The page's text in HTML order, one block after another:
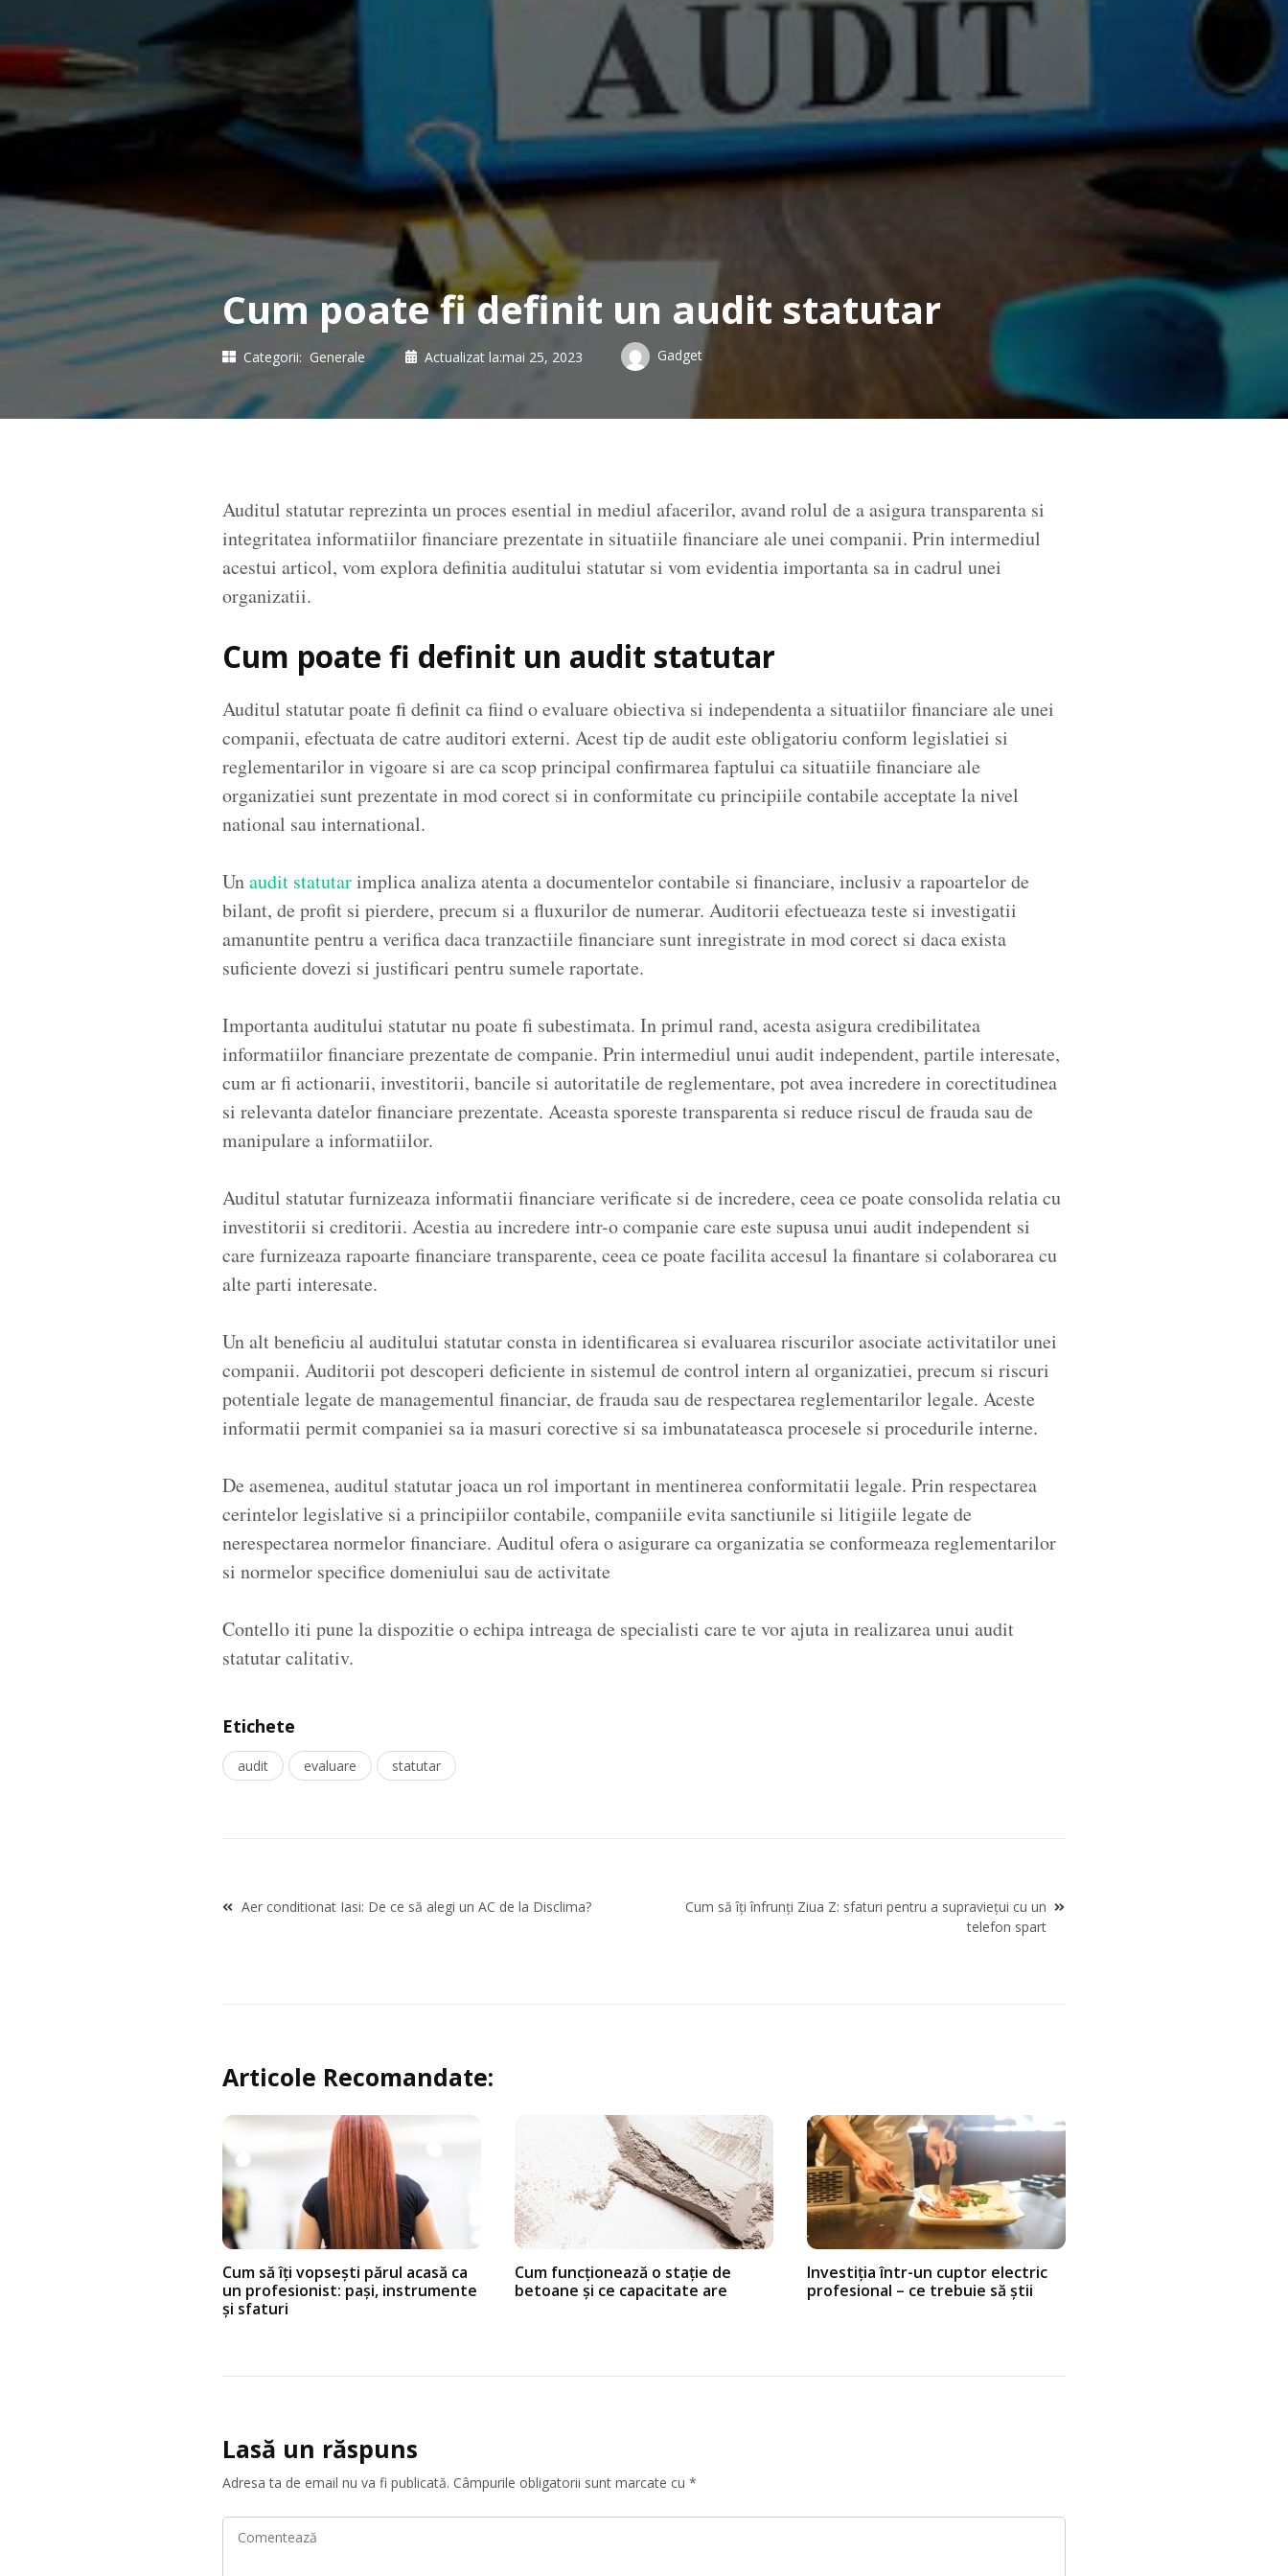
Cum poate fi definit un audit statutar
Categorii: Generale Actualizat la:mai 25, 2023 Gadget
Auditul statutar reprezinta un proces esential in mediul afacerilor, avand rolul de a asigura transparenta si
integritatea informatiilor financiare prezentate in situatiile financiare ale unei companii. Prin intermediul
acestui articol, vom explora definitia auditului statutar si vom evidentia importanta sa in cadrul unei
organizatii.
Cum poate fi definit un audit statutar
Auditul statutar poate fi definit ca fiind o evaluare obiectiva si independenta a situatiilor financiare ale unei
companii, efectuata de catre auditori externi. Acest tip de audit este obligatoriu conform legislatiei si
reglementarilor in vigoare si are ca scop principal confirmarea faptului ca situatiile financiare ale
organizatiei sunt prezentate in mod corect si in conformitate cu principiile contabile acceptate la nivel
national sau international.
Unaudit statutarimplica analiza atenta a documentelor contabile si financiare, inclusiv a rapoartelor de
bilant, de profit si pierdere, precum si a fluxurilor de numerar. Auditorii efectueaza teste si investigatii
amanuntite pentru a verifica daca tranzactiile financiare sunt inregistrate in mod corect si daca exista
suficiente dovezi si justificari pentru sumele raportate.
Importanta auditului statutar nu poate fi subestimata. In primul rand, acesta asigura credibilitatea
informatiilor financiare prezentate de companie. Prin intermediul unui audit independent, partile interesate,
cum ar fi actionarii, investitorii, bancile si autoritatile de reglementare, pot avea incredere in corectitudinea
si relevanta datelor financiare prezentate. Aceasta sporeste transparenta si reduce riscul de frauda sau de
manipulare a informatiilor.
Auditul statutar furnizeaza informatii financiare verificate si de incredere, ceea ce poate consolida relatia cu
investitorii si creditorii. Acestia au incredere intr-o companie care este supusa unui audit independent si
care furnizeaza rapoarte financiare transparente, ceea ce poate facilita accesul la finantare si colaborarea cu
alte parti interesate.
Un alt beneficiu al auditului statutar consta in identificarea si evaluarea riscurilor asociate activitatilor unei
companii. Auditorii pot descoperi deficiente in sistemul de control intern al organizatiei, precum si riscuri
potentiale legate de managementul financiar, de frauda sau de respectarea reglementarilor legale. Aceste
informatii permit companiei sa ia masuri corective si sa imbunatateasca procesele si procedurile interne.
De asemenea, auditul statutar joaca un rol important in mentinerea conformitatii legale. Prin respectarea
cerintelor legislative si a principiilor contabile, companiile evita sanctiunile si litigiile legate de
nerespectarea normelor financiare. Auditul ofera o asigurare ca organizatia se conformeaza reglementarilor
si normelor specifice domeniului sau de activitate
Contello iti pune la dispozitie o echipa intreaga de specialisti care te vor ajuta in realizarea unui audit
statutar calitativ.
Etichete
audit evaluare statutar
Navigare
Aer conditionat Iasi: De ce să alegi un AC de la Disclima?
Cum să îți înfrunți Ziua Z: sfaturi pentru a supraviețui cu un
telefon spart
Articole Recomandate:
Cum să îți vopsești părul acasă ca
un profesionist: pași, instrumente
și sfaturi
Cum funcționează o stație de
betoane și ce capacitate are
Investiția într-un cuptor electric
profesional – ce trebuie să știi
Lasă un răspuns
Adresa ta de email nu va fi publicată. Câmpurile obligatorii sunt marcate cu *